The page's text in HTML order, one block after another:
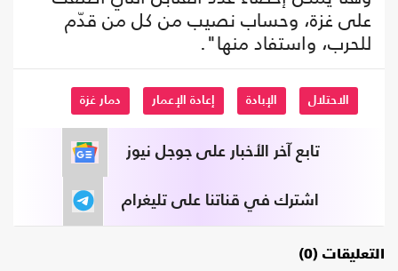
على غزة، وحساب نصيب من كل من قدّم
للحرب، واستفاد منها".
الاحتلال الإبادة إعادة الإعمار دمار غزة
تابع آخر الأخبار على جوجل نيوز
اشترك في قناتنا على تليغرام
التعليقات (0)